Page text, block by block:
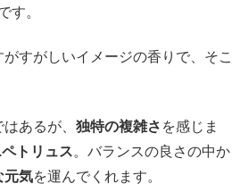
す。
すがしいイメージの香りで、そこ
あるが、 独特の複雑さ を感じま
トリュス。バランスの良さの中か
元気を運んでくれます。